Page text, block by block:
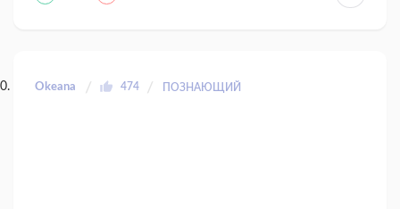
Okeana 474 ПОЗНАЮЩИЙ